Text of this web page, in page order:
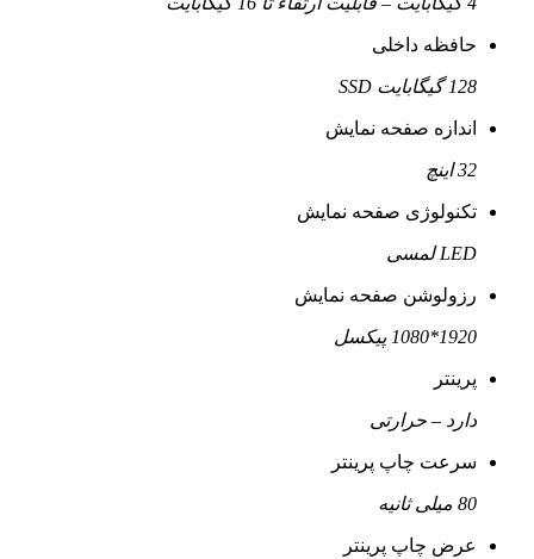
حافظه داخلی
128 گیگابایت SSD
اندازه صفحه نمایش
32 اینچ
تکنولوژی صفحه نمایش
LED لمسی
رزولوشن صفحه نمایش
1920*1080 پیکسل
پرینتر
دارد – حرارتی
سرعت چاپ پرینتر
80 میلی ثانیه
عرض چاپ پرینتر